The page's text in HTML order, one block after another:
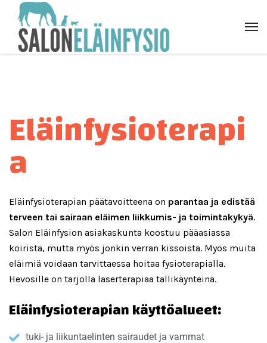
Eläinfysioterapi
a
Eläinfysioterapian päätavoitteena on parantaa ja edistää
terveen tai sairaan eläimen liikkumis- ja toimintakykyä.
Salon Eläinfysion asiakaskunta koostuu pääasiassa
koirista, mutta myös jonkin verran kissoista. Myös muita
eläimiä voidaan tarvittaessa hoitaa fysioterapialla.
Hevosille on tarjolla laserterapiaa tallikäynteinä.
Eläinfysioterapian käyttöalueet:
tuki- ja liikuntaelinten sairaudet ja vammat